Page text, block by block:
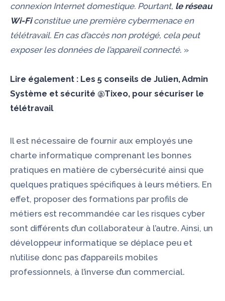
connexion Internet domestique. Pourtant, le réseau
Wi-Ficonstitue une première cybermenace en
télétravail. En cas d’accès non protégé, cela peut
exposer les données de l’appareil connecté. »
Lire également : Les 5 conseils de Julien, Admin
Système et sécurité @Tixeo, pour sécuriser le
télétravail
Il est nécessaire de fournir aux employés une
charte informatique comprenant les bonnes
pratiques en matière de cybersécurité ainsi que
quelques pratiques spécifiques à leurs métiers. En
effet, proposer des formations par profils de
métiers est recommandée car les risques cyber
sont différents d’un collaborateur à l’autre. Ainsi, un
développeur informatique se déplace peu et
n’utilise donc pas d’appareils mobiles
professionnels, à l’inverse d’un commercial.